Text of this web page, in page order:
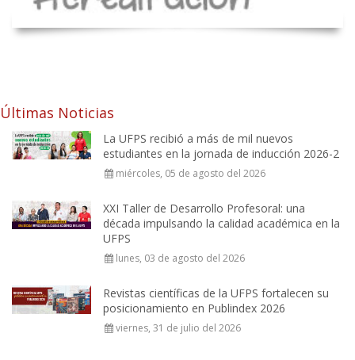
Últimas Noticias
La UFPS recibió a más de mil nuevos
estudiantes en la jornada de inducción 2026-2
miércoles, 05 de agosto del 2026
XXI Taller de Desarrollo Profesoral: una
década impulsando la calidad académica en la
UFPS
lunes, 03 de agosto del 2026
Revistas científicas de la UFPS fortalecen su
posicionamiento en Publindex 2026
viernes, 31 de julio del 2026